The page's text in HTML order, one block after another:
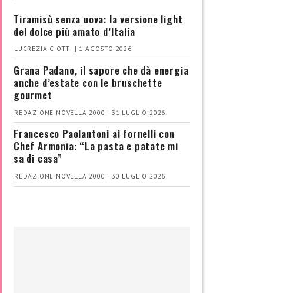
Tiramisù senza uova: la versione light
del dolce più amato d’Italia
LUCREZIA CIOTTI | 1 AGOSTO 2026
Grana Padano, il sapore che dà energia
anche d’estate con le bruschette
gourmet
REDAZIONE NOVELLA 2000 | 31 LUGLIO 2026
Francesco Paolantoni ai fornelli con
Chef Armonia: “La pasta e patate mi
sa di casa”
REDAZIONE NOVELLA 2000 | 30 LUGLIO 2026